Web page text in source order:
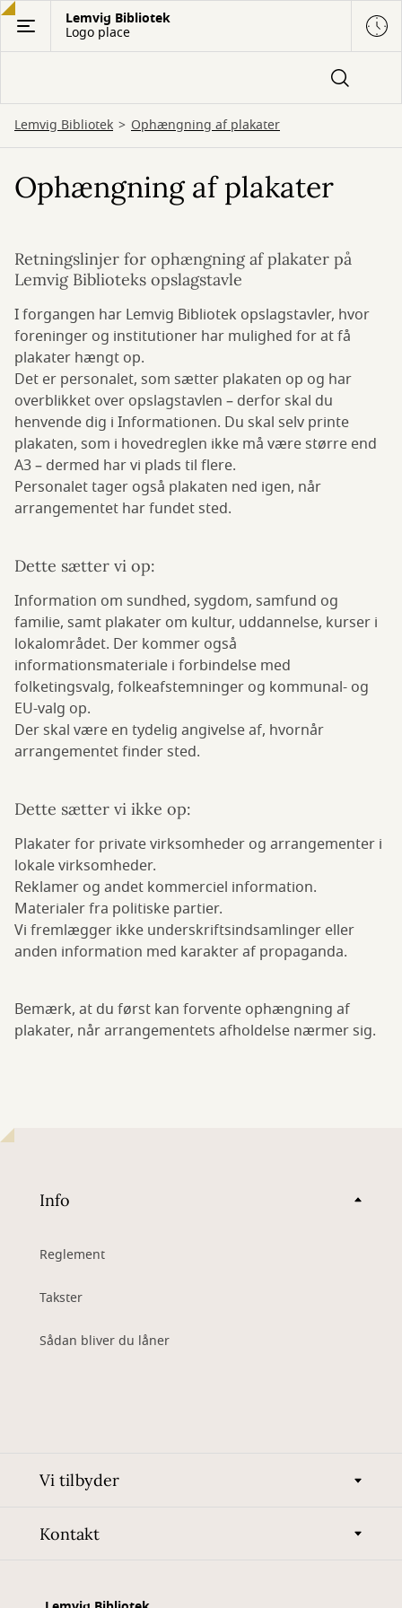
Gå
hovedindhold
Lemvig Bibliotek
Logo place
Lemvig Bibliotek Ophængning af plakater
Ophængning af plakater
Retningslinjer for ophængning af plakater på
Lemvig Biblioteks opslagstavle
I forgangen har Lemvig Bibliotek opslagstavler, hvor
foreninger og institutioner har mulighed for at få
plakater hængt op.
Det er personalet, som sætter plakaten op og har
overblikket over opslagstavlen – derfor skal du
henvende dig i Informationen. Du skal selv printe
plakaten, som i hovedreglen ikke må være større end
A3 – dermed har vi plads til flere.
Personalet tager også plakaten ned igen, når
arrangementet har fundet sted.
Dette sætter vi op:
Information om sundhed, sygdom, samfund og
familie, samt plakater om kultur, uddannelse, kurser i
lokalområdet. Der kommer også
informationsmateriale i forbindelse med
folketingsvalg, folkeafstemninger og kommunal- og
EU-valg op.
Der skal være en tydelig angivelse af, hvornår
arrangementet finder sted.
Dette sætter vi ikke op:
Plakater for private virksomheder og arrangementer i
lokale virksomheder.
Reklamer og andet kommerciel information.
Materialer fra politiske partier.
Vi fremlægger ikke underskriftsindsamlinger eller
anden information med karakter af propaganda.
Bemærk, at du først kan forvente ophængning af
plakater, når arrangementets afholdelse nærmer sig.
Info
Reglement
Takster
Sådan bliver du låner
Vi tilbyder
Kontakt